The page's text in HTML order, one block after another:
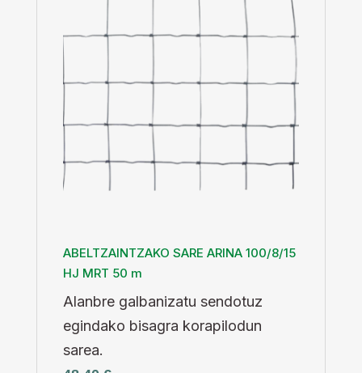
ABELTZAINTZAKO SARE ARINA 100/8/15
HJ MRT 50 m
Alanbre galbanizatu sendotuz
egindako bisagra korapilodun
sarea.